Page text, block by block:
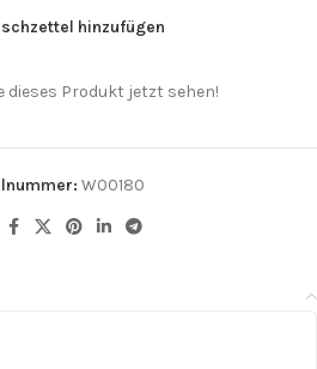
hinzufügen
dieses Produkt jetzt sehen!
W00180